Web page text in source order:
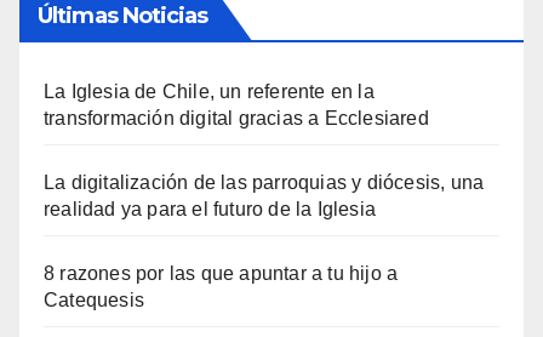
Últimas Noticias
La Iglesia de Chile, un referente en la
transformación digital gracias a Ecclesiared
La digitalización de las parroquias y diócesis, una
realidad ya para el futuro de la Iglesia
8 razones por las que apuntar a tu hijo a
Catequesis